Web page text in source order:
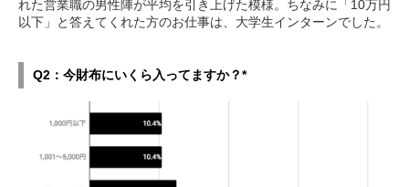
れた営業職の男性陣が平均を引き上げた模様。ちなみに「10万円
以下」と答えてくれた方のお仕事は、大学生インターンでした。
Q2：今財布にいくら入ってますか？*